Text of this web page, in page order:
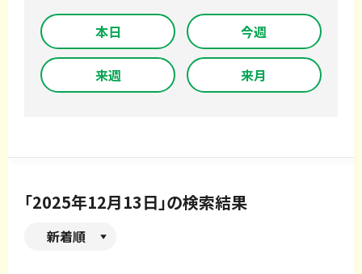
本日 今週
来週 来月
「2025年12月13日」の検索結果
新着順